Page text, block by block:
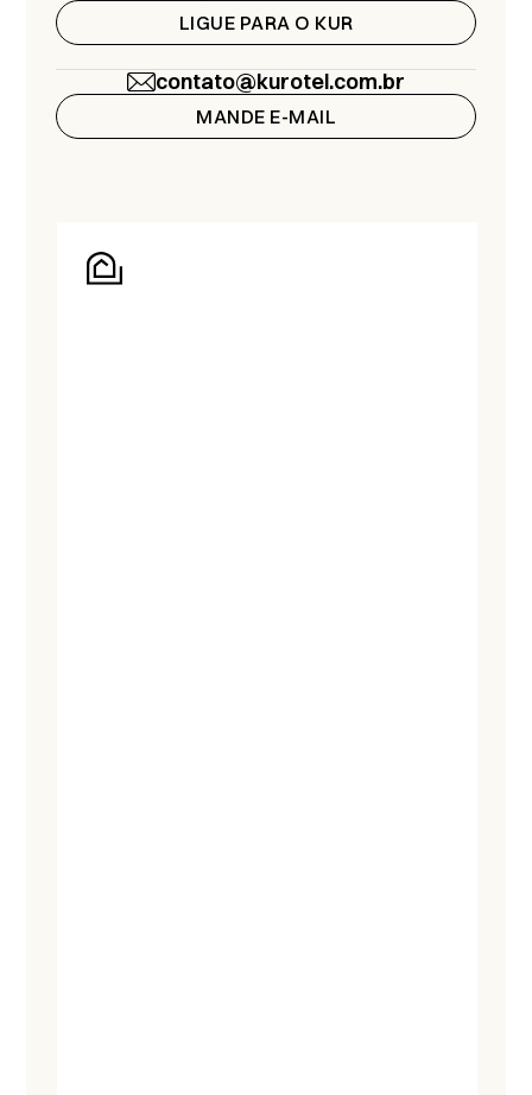
LIGUE PARA O KUR
contato@kurotel.com.br
MANDE E-MAIL